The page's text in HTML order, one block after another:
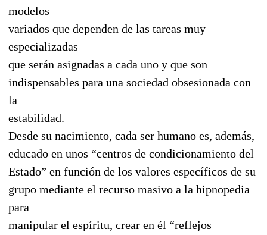
modelos
variados que dependen de las tareas muy
especializadas
que serán asignadas a cada uno y que son
indispensables para una sociedad obsesionada con
la
estabilidad.
Desde su nacimiento, cada ser humano es, además,
educado en unos “centros de condicionamiento del
Estado” en función de los valores específicos de su
grupo mediante el recurso masivo a la hipnopedia
para
manipular el espíritu, crear en él “reflejos